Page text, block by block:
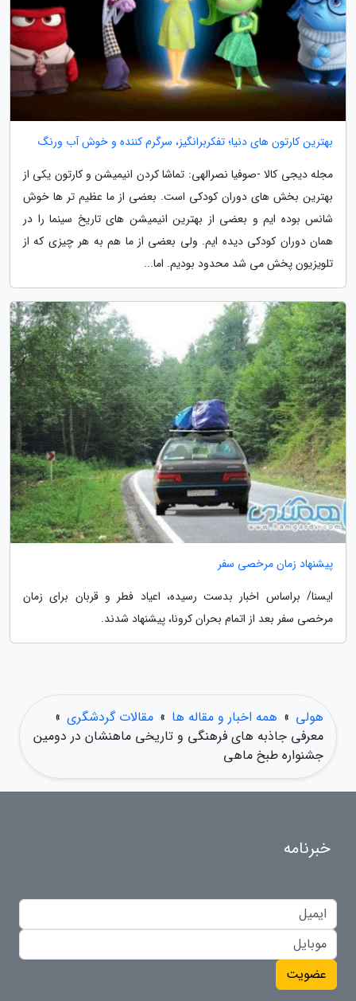
بهترین کارتون های دنیا؛ تفکربرانگیز، سرگرم کننده و خوش آب ورنگ
مجله دیجی کالا -صوفیا نصرالهی: تماشا کردن انیمیشن و کارتون یکی از
بهترین بخش های دوران کودکی است. بعضی از ما عظیم تر ها خوش
شانس بوده ایم و بعضی از بهترین انیمیشن های تاریخ سینما را در
همان دوران کودکی دیده ایم. ولی بعضی از ما هم به هر چیزی که از
تلویزیون پخش می شد محدود بودیم. اما...
پیشنهاد زمان مرخصی سفر
ایسنا/ براساس اخبار بدست رسیده، اعیاد فطر و قربان برای زمان
مرخصی سفر بعد از اتمام بحران کرونا، پیشنهاد شدند.
هولی » همه اخبار و مقاله ها » مقالات گردشگری »
معرفی جاذبه های فرهنگی و تاریخی ماهنشان در دومین
جشنواره طبخ ماهی
خبرنامه
عضویت